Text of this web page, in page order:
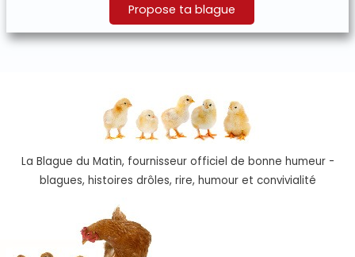
Propose ta blague
La Blague du Matin, fournisseur officiel de bonne humeur -
blagues, histoires drôles, rire, humour et convivialité